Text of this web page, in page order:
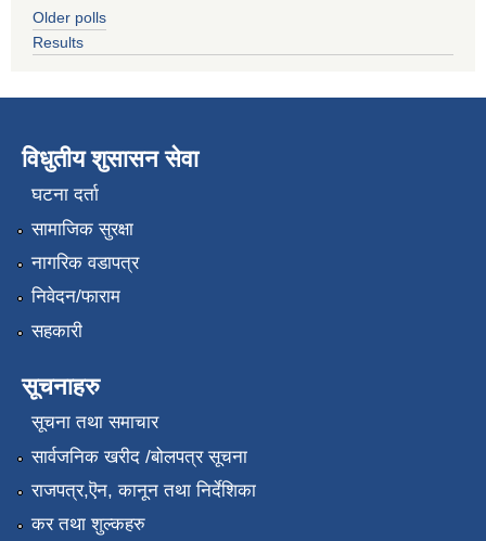
Older polls
Results
विधुतीय शुसासन सेवा
घटना दर्ता
सामाजिक सुरक्षा
नागरिक वडापत्र
निवेदन/फाराम
सहकारी
सूचनाहरु
सूचना तथा समाचार
सार्वजनिक खरीद /बोलपत्र सूचना
राजपत्र,ऎन, कानून तथा निर्देशिका
कर तथा शुल्कहरु